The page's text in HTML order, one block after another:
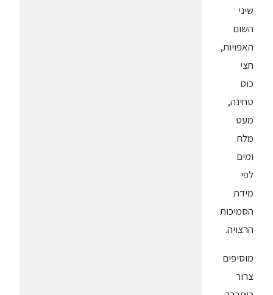
שיני
השום
האפויות,
חצי
כוס
טחינה,
מעט
מלח
ומים
לפי
מידת
הסמיכות
הרצויה.
מוסיפים
צרור